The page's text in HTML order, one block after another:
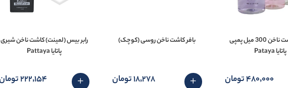
کلینزر کاشت ناخن 300 میل پمپی
پاتایا Pataya
480٬000 تومان
بافر کاشت ناخن روسی (کوچک)
18٬278 تومان
رابر بیس (لمینت) کاشت ناخن شیری
پاتايا Pattaya
222٬154 تومان